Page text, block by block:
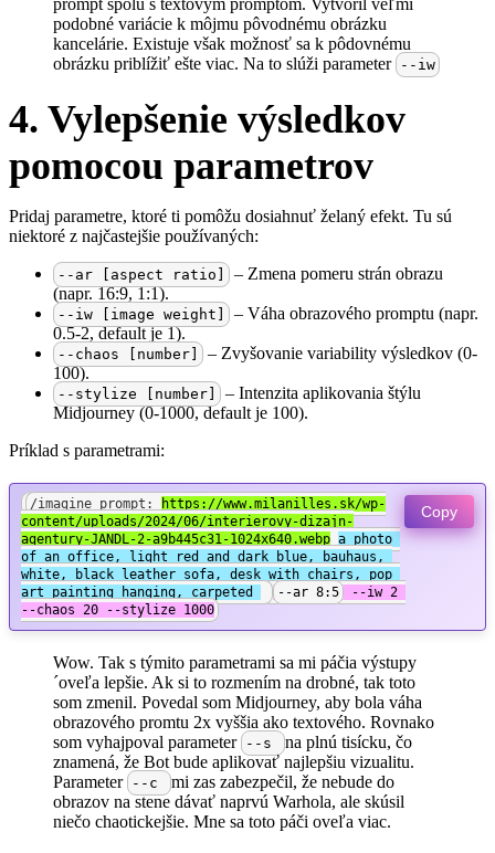
podobné variácie k môjmu pôvodnému obrázku
kancelárie. Existuje však možnosť sa k pôdovnému
obrázku priblížiť ešte viac. Na to slúži parameter --iw
4. Vylepšenie výsledkov
pomocou parametrov
Pridaj parametre, ktoré ti pomôžu dosiahnuť želaný efekt. Tu sú
niektoré z najčastejšie používaných:
--ar [aspect ratio]
– Zmena pomeru strán obrazu
(napr. 16:9, 1:1).
--iw [image weight]
– Váha obrazového promptu (napr.
0.5-2, default je 1).
--chaos [number]
– Zvyšovanie variability výsledkov (0-
100).
--stylize [number]
– Intenzita aplikovania štýlu
Midjourney (0-1000, default je 100).
Príklad s parametrami:
/imagine prompt:
https://www.milanilles.sk/wp-
content/uploads/2024/06/interierovy-dizajn-
agentury-JANDL-2-a9b445c31-1024x640.webp a photo
of an office, light red and dark blue, bauhaus,
white, black leather sofa, desk with chairs, pop
art painting hanging, carpeted
--ar 8:5
--iw 2
--chaos 20 --stylize 1000
Copy
Wow. Tak s týmito parametrami sa mi páčia výstupy
´oveľa lepšie. Ak si to rozmením na drobné, tak toto
som zmenil. Povedal som Midjourney, aby bola váha
obrazového promtu 2x vyššia ako textového. Rovnako
som vyhajpoval parameter --s
na plnú tisícku, čo
znamená, že Bot bude aplikovať najlepšiu vizualitu.
Parameter --c
mi zas zabezpečil, že nebude do
obrazov na stene dávať naprvú Warhola, ale skúsil
niečo chaotickejšie. Mne sa toto páči oveľa viac.